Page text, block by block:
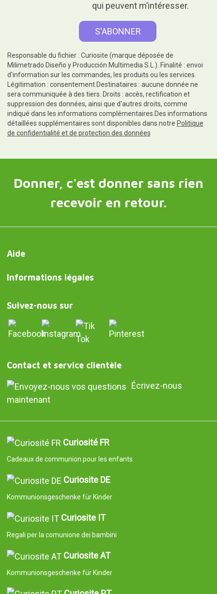
qui peuvent m’intéresser.
Responsable du fichier : Curiosite (marque déposée de
Milimetrado Diseño y Producción Multimedia S.L.). Finalité : envoi
d'information sur les commandes, les produits ou les services.
Légitimation : consentement.Destinataires : aucune donnée ne
sera communiquée à des tiers. Droits : accès, rectification et
suppression des données, ainsi que d'autres droits, comme
indiqué dans les informations complémentaires.Des informations
détaillées supplémentaires sont disponibles dans notre Politique
de confidentialité et de protection des données
Donner, c'est donner sans rien
recevoir en retour.
Aide
Informations légales
Suivez-nous sur
Contact et service clientèle
Écrivez-nous
maintenant
Curiosité FR
Cadeaux de communion pour les enfants
Curiosite DE
Kommunionsgeschenke für Kinder
Curiosite IT
Regali per la comunione dei bambini
Curiosite AT
Kommunionsgeschenke für Kinder